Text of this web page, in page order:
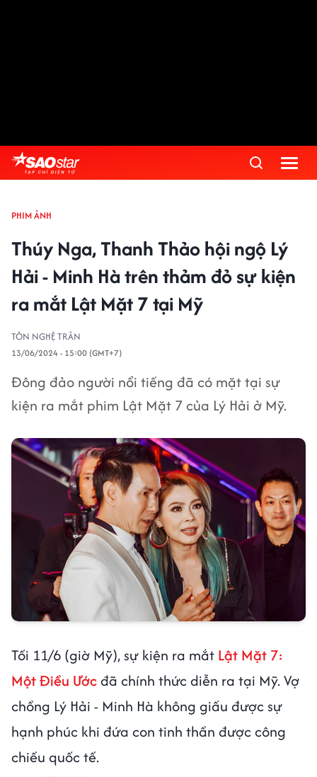
PHIM ẢNH
Thúy Nga, Thanh Thảo hội ngộ Lý
Hải - Minh Hà trên thảm đỏ sự kiện
ra mắt Lật Mặt 7 tại Mỹ
TÔN NGHỆ TRÂN
13/06/2024 - 15:00 (GMT+7)
Đông đảo người nổi tiếng đã có mặt tại sự
kiện ra mắt phim Lật Mặt 7 của Lý Hải ở Mỹ.
Tối 11/6 (giờ Mỹ), sự kiện ra mắt Lật Mặt 7:
Một Điều Ướcđã chính thức diễn ra tại Mỹ. Vợ
chồng Lý Hải - Minh Hà không giấu được sự
hạnh phúc khi đứa con tinh thần được công
chiếu quốc tế.